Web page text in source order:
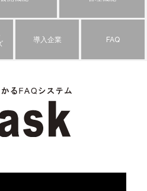
導入企業 FAQ